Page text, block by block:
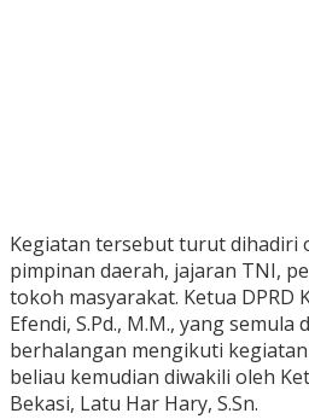
Kegiatan tersebut turut dihadiri
pimpinan daerah, jajaran TNI,
tokoh masyarakat. Ketua DPRD
Efendi, S.Pd., M.M., yang semula
berhalangan mengikuti
beliau kemudian diwakili oleh
Bekasi, Latu Har Hary, S.Sn.